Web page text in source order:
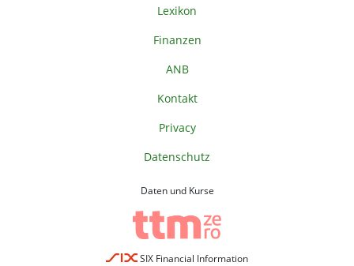
Lexikon
Finanzen
ANB
Kontakt
Privacy
Datenschutz
Daten und Kurse
SIX Financial Information